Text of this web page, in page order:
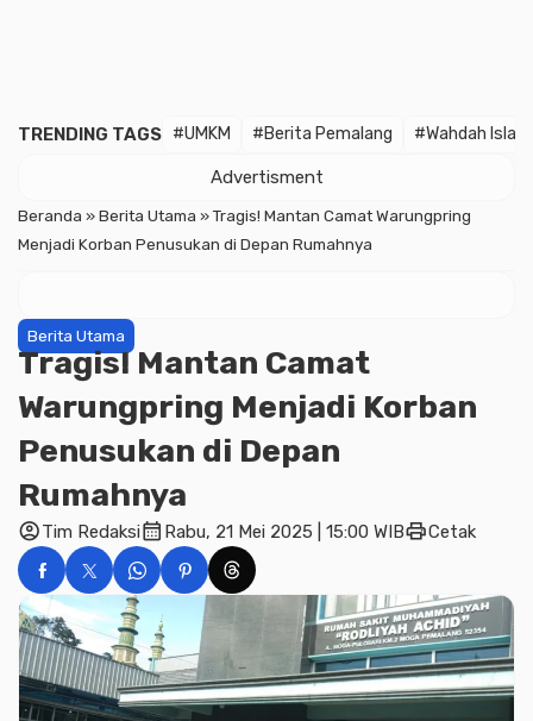
TRENDING TAGS #UMKM #Berita Pemalang #Wahdah
Advertisment
Beranda »Berita Utama »Tragis! Mantan Camat Warungpring
Menjadi Korban Penusukan di Depan Rumahnya
Berita Utama
Tragis! Mantan Camat
Warungpring Menjadi Korban
Penusukan di Depan
Rumahnya
account_circleTim Redaksicalendar_month Rabu, 21 Mei 2025 | 15:00 WIBprintCetak